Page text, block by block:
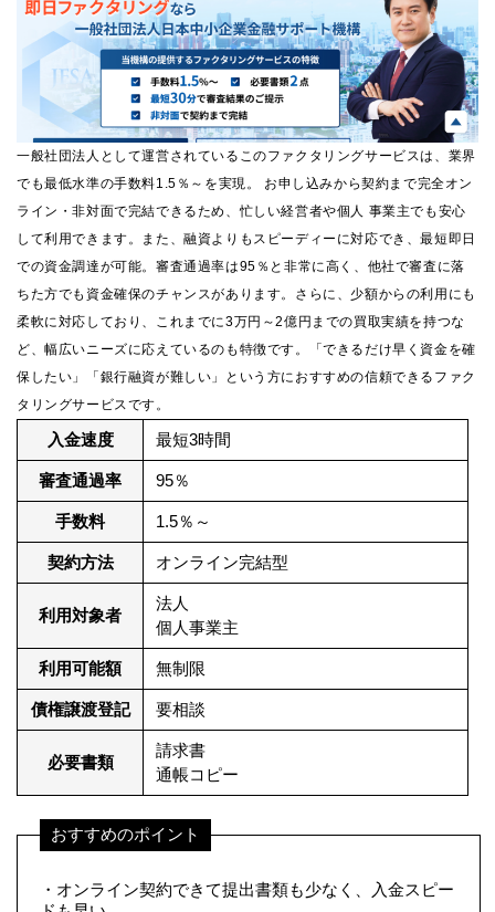
一般社団法人として運営されているこのファクタリングサービスは、業界
でも最低水準の手数料1.5％～を実現。 お申し込みから契約まで完全オン
ライン・非対面で完結できるため、忙しい経営者や個人 事業主でも安心
して利用できます。また、融資よりもスピーディーに対応でき、最短即日
での資金調達が可能。審査通過率は95％と非常に高く、他社で審査に落
ちた方でも資金確保のチャンスがあります。さらに、少額からの利用にも
柔軟に対応しており、これまでに3万円～2億円までの買取実績を持つな
ど、幅広いニーズに応えているのも特徴です。「できるだけ早く資金を確
保したい」「銀行融資が難しい」という方におすすめの信頼できるファク
タリングサービスです。
入金速度 最短3時間
審査通過率 95％
手数料 1.5％～
契約方法 オンライン完結型
利用対象者
法人
個人事業主
利用可能額 無制限
債権譲渡登記 要相談
必要書類
請求書
通帳コピー
おすすめのポイント
・オンライン契約できて提出書類も少なく、入金スピー